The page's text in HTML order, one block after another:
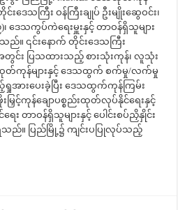
ဒေသကြီး ဝန်ကြီးချုပ် ဦးမျိုးဆွေဝင်း၊
ဒေသကွပ်ကဲရေးမှူးနှင့် တာဝန်ရှိသူများ
ည်။ ၎င်းနောက် တိုင်းဒေသကြီး
တွင်း ပြသထားသည့် စားသုံးကုန်၊ လူသုံး
းထုတ်ကုန်များနှင့် ဒေသထွက် စက်မှု/လက်မှု
အားပေးခဲ့ပြီး ဒေသထွက်ကုန်ကြမ်း
မြှင့်ကုန်ချောပစ္စည်းထုတ်လုပ်နိုင်ရေးနှင့်
တာဝန်ရှိသူများနှင့် ပေါင်းစပ်ညှိနှိုင်း
သည်။ ပြည်မြို့၌ ကျင်းပပြုလုပ်သည့်